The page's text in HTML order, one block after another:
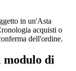
in un'Asta
acquisti o
dell'ordine.
modulo di